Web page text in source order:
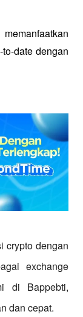
date dengan
crypto dengan
exchange
di Bappebti,
dan cepat.